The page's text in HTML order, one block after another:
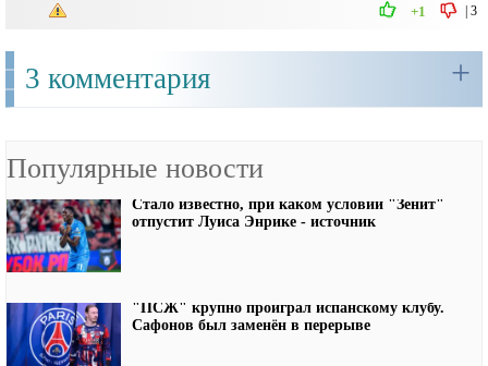
| 3
+1
3 комментария +
Популярные новости
Стало известно, при каком условии "Зенит"
отпустит Луиса Энрике - источник
"ПСЖ" крупно проиграл испанскому клубу.
Сафонов был заменён в перерыве